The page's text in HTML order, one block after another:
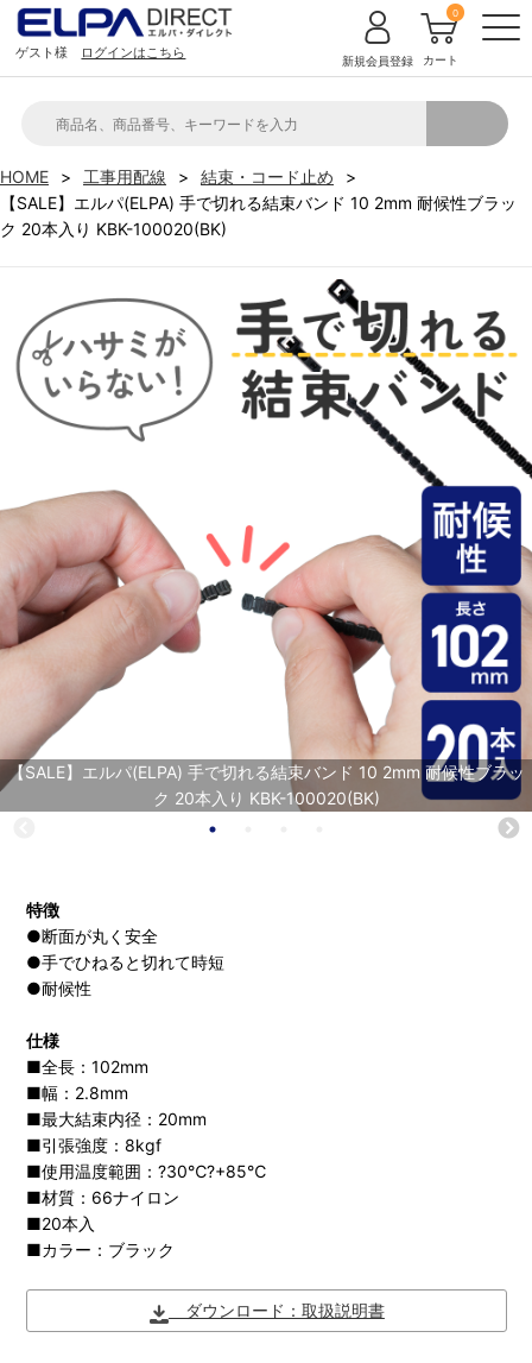
ゲスト様 ログインはこちら 新規会員登録 カート
0
HOME 工事用配線
結束・コード止め
【SALE】エルパ(ELPA) 手で切れる結束バンド 10 2mm 耐候性ブラッ
ク 20本入り KBK-100020(BK)
【SALE】エルパ(ELPA) 手で切れる結束バンド 10 2mm 耐候性ブラッ
ク 20本入り KBK-100020(BK)
特徴
●断面が丸く安全
●手でひねると切れて時短
●耐候性
仕様
■全長：102mm
■幅：2.8mm
■最大結束内径：20mm
■引張強度：8kgf
■使用温度範囲：?30℃?+85℃
■材質：66ナイロン
■20本入
■カラー：ブラック
ダウンロード：取扱説明書